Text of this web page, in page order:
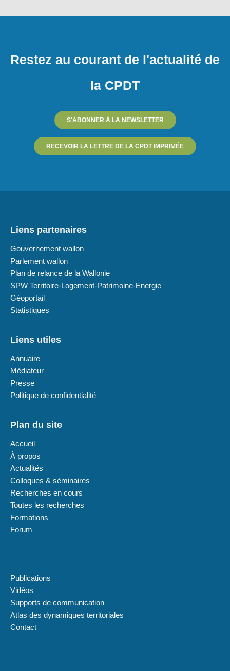
Restez au courant de l'actualité de
la CPDT
S'ABONNER À LA NEWSLETTER
RECEVOIR LA LETTRE DE LA CPDT IMPRIMÉE
Liens partenaires
Gouvernement wallon
Parlement wallon
Plan de relance de la Wallonie
SPW Territoire-Logement-Patrimoine-Energie
Géoportail
Statistiques
Liens utiles
Annuaire
Médiateur
Presse
Politique de confidentialité
Plan du site
Accueil
À propos
Actualités
Colloques & séminaires
Recherches en cours
Toutes les recherches
Formations
Forum
Publications
Vidéos
Supports de communication
Atlas des dynamiques territoriales
Contact